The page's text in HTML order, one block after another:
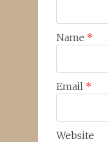
Name *
Email *
Website